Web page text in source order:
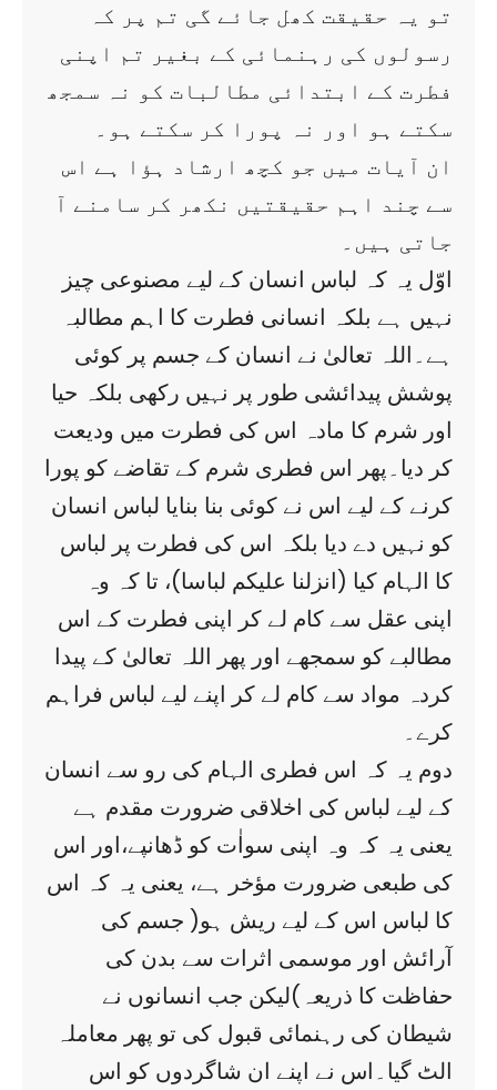
تو یہ حقیقت کھل جائے گی تم پر کہ
رسولوں کی رہنمائی کے بغیر تم اپنی
فطرت کے ابتدائی مطالبات کو نہ سمجھ
سکتے ہو اور نہ پورا کر سکتے ہو۔
ان آیات میں جو کچھ ارشاد ہؤا ہے اس
سے چند اہم حقیقتیں نکھر کر سامنے آ
جاتی ہیں۔
اوّل یہ کہ لباس انسان کے لیے مصنوعی چیز
نہیں ہے بلکہ انسانی فطرت کا اہم مطالبہ
ہے۔اللہ تعالیٰ نے انسان کے جسم پر کوئی
پوشش پیدائشی طور پر نہیں رکھی بلکہ حیا
اور شرم کا مادہ اس کی فطرت میں ودیعت
کر دیا۔پھر اس فطری شرم کے تقاضے کو پورا
کرنے کے لیے اس نے کوئی بنا بنایا لباس انسان
کو نہیں دے دیا بلکہ اس کی فطرت پر لباس
کا الہام کیا (انزلنا علیکم لباسا)، تا کہ وہ
اپنی عقل سے کام لے کر اپنی فطرت کے اس
مطالبے کو سمجھے اور پھر اللہ تعالیٰ کے پیدا
کردہ مواد سے کام لے کر اپنے لیے لباس فراہم
کرے۔
دوم یہ کہ اس فطری الہام کی رو سے انسان
کے لیے لباس کی اخلاقی ضرورت مقدم ہے
یعنی یہ کہ وہ اپنی سواٰت کو ڈھانپے،اور اس
کی طبعی ضرورت مؤخر ہے، یعنی یہ کہ اس
کا لباس اس کے لیے ریش ہو( جسم کی
آرائش اور موسمی اثرات سے بدن کی
حفاظت کا ذریعہ)لیکن جب انسانوں نے
شیطان کی رہنمائی قبول کی تو پھر معاملہ
الٹ گیا۔اس نے اپنے ان شاگردوں کو اس